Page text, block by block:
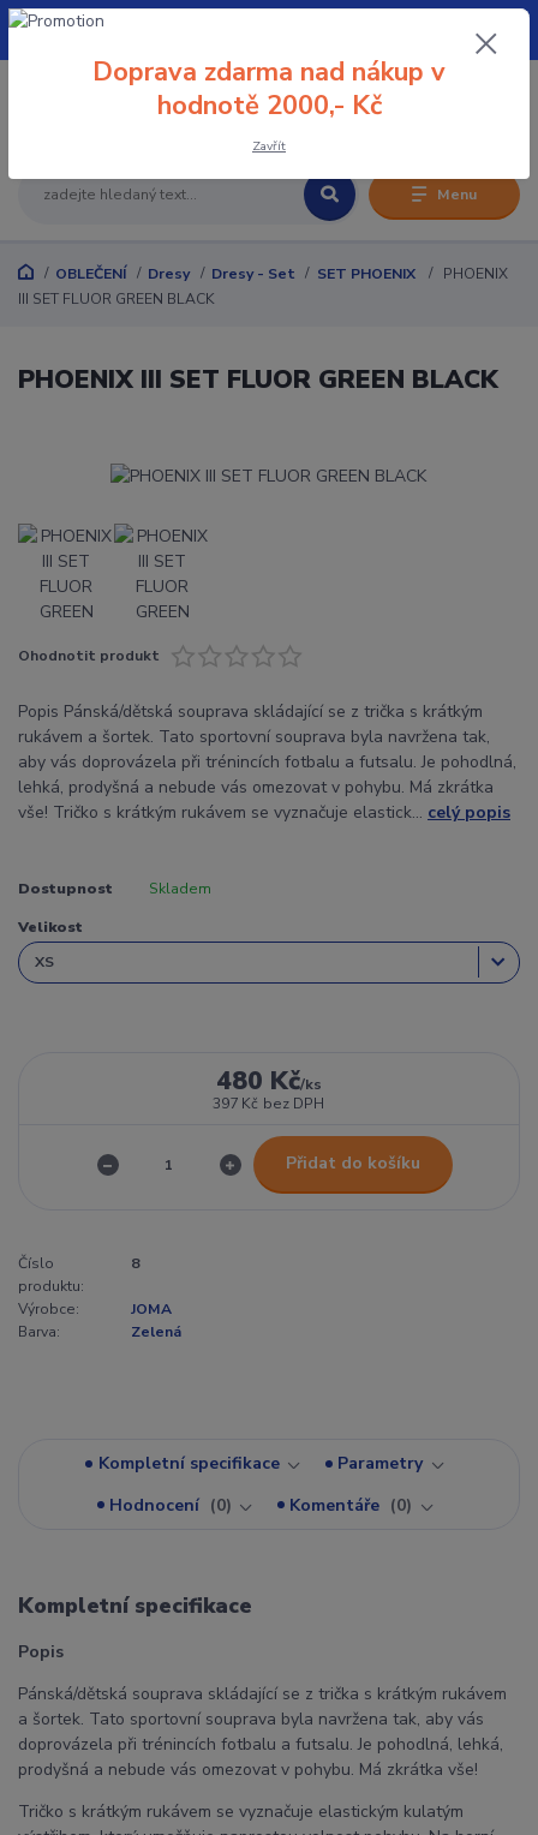
Menu
+420 608 032 114
OBLEČENÍ Dresy Dresy - Set SET PHOENIX
PHOENIX
III SET FLUOR GREEN BLACK
PHOENIX III SET FLUOR GREEN BLACK
Ohodnotit produkt
Popis Pánská/dětská souprava skládající se z trička s krátkým
rukávem a šortek. Tato sportovní souprava byla navržena tak,
aby vás doprovázela při trénincích fotbalu a futsalu. Je pohodlná,
lehká, prodyšná a nebude vás omezovat v pohybu. Má zkrátka
vše! Tričko s krátkým rukávem se vyznačuje elastick... celý popis
Dostupnost Skladem
Velikost
480 Kč/ks
397 Kč bez DPH
Přidat do košíku
Číslo
produktu:
8
Výrobce:
JOMA
Barva:
Zelená
Kompletní specifikace
Parametry
Hodnocení
0 Komentáře 0
Kompletní specifikace
Popis
Pánská/dětská souprava skládající se z trička s krátkým rukávem
a šortek. Tato sportovní souprava byla navržena tak, aby vás
doprovázela při trénincích fotbalu a futsalu. Je pohodlná, lehká,
prodyšná a nebude vás omezovat v pohybu. Má zkrátka vše!
Tričko s krátkým rukávem se vyznačuje elastickým kulatým
Doprava zdarma nad nákup v
hodnotě 2000,- Kč
Zavřít